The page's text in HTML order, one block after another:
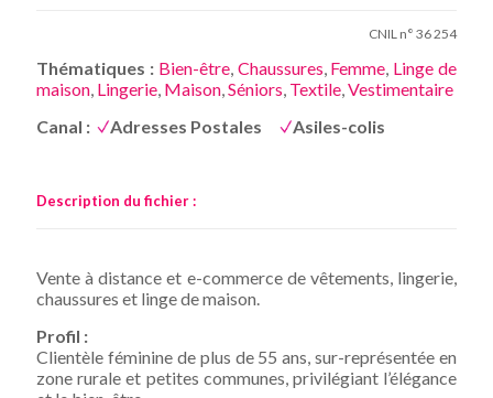
CNIL n° 36 254
Thématiques : Bien-être, Chaussures, Femme, Linge de
maison, Lingerie, Maison,Séniors, Textile,Vestimentaire
Canal :
Adresses Postales Asiles-colis
Description du fichier :
Vente à distance et e-commerce de vêtements, lingerie,
chaussures et linge de maison.
Profil :
Clientèle féminine de plus de 55 ans, sur-représentée en
zone rurale et petites communes, privilégiant l’élégance